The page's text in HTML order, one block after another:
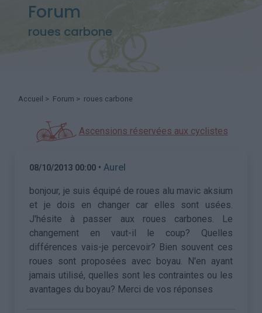
Forum
roues carbone
Accueil > Forum > roues carbone
Ascensions réservées aux cyclistes
08/10/2013 00:00 •Aurel
bonjour, je suis équipé de roues alu mavic aksium
et je dois en changer car elles sont usées.
J'hésite à passer aux roues carbones. Le
changement en vaut-il le coup? Quelles
différences vais-je percevoir? Bien souvent ces
roues sont proposées avec boyau. N'en ayant
jamais utilisé, quelles sont les contraintes ou les
avantages du boyau? Merci de vos réponses